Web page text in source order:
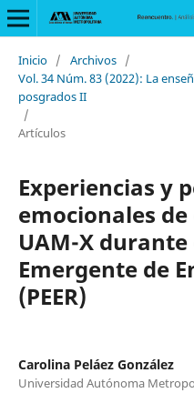
Inicio / Archivos /
Vol. 34 Núm. 83 (2022): La
posgrados II
/
Artículos
Experiencias y
emocionales
UAM-X
Emergente de
(PEER)
Carolina Peláez González
Universidad Autónoma